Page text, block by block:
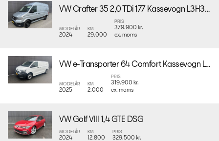
MODELÅR
2024
KM
29.000
PRIS
379.900 kr.
ex. moms
MODELÅR
2025
KM
2.000
PRIS
319.900 kr.
ex. moms
VW Golf VIII 1,4 GTE DSG
MODELÅR
2024
KM
12.800
PRIS
329.500 kr.